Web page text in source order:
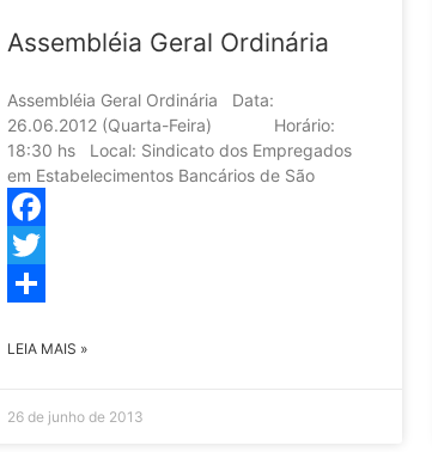
Assembléia Geral Ordinária
Assembléia Geral Ordinária Data:
26.06.2012 (Quarta-Feira) Horário:
18:30 hs Local: Sindicato dos Empregados
em Estabelecimentos Bancários de São
Facebook
Twitter
LEIA MAIS »
26 de junho de 2013